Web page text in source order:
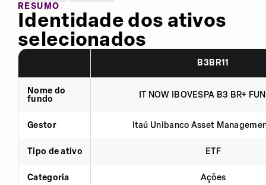
RESUMO
Identidade dos ativos
selecionados
B3BR11
Nome do
fundo
IT NOW IBOVESPA B3 BR+
Gestor Itaú Unibanco Asset
Tipo de ativo ETF
Categoria Ações